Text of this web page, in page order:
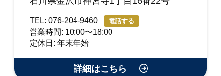
TEL: 076-204-9460 電話する
営業時間: 10:00〜18:00
定休日: 年末年始
詳細はこちら